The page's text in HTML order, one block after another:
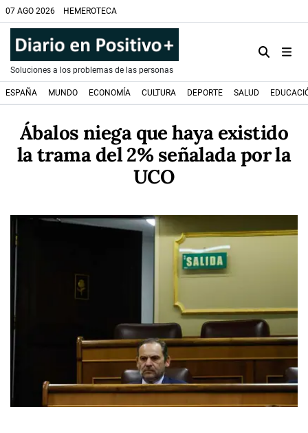
07 AGO 2026 HEMEROTECA
Soluciones a los problemas de las personas
ESPAÑA MUNDO ECONOMÍA CULTURA DEPORTE SALUD
Ábalos niega que haya existido
la trama del 2% señalada por la
UCO